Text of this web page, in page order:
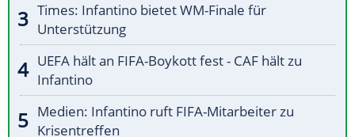
Times: Infantino bietet WM-Finale für
Unterstützung
UEFA hält an FIFA-Boykott fest - CAF hält zu
Infantino
Medien: Infantino ruft FIFA-Mitarbeiter zu
Krisentreffen